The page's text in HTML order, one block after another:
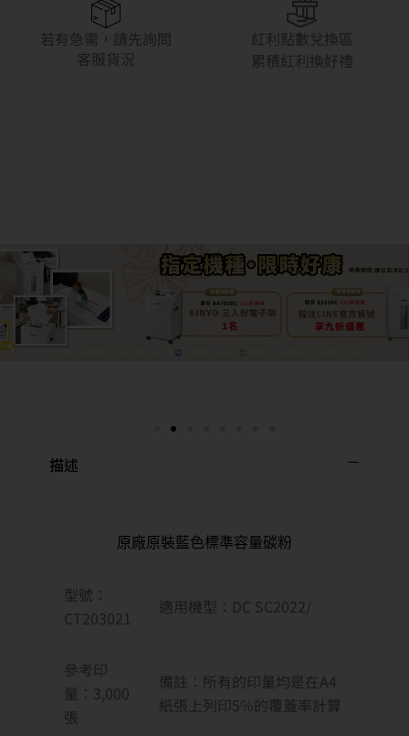
若有急需，請先詢問
客服貨況
紅利點數兌換區
累積紅利換好禮
描述
原廠原裝藍色標準容量碳粉
型號：
CT203021
適用機型：DC SC2022/
參考印
量：3,000
張
備註：所有的印量均是在A4
紙張上列印5%的覆蓋率計算